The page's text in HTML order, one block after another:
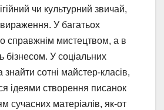
чи культурний звичай,
У багатьох
справжнім мистецтвом, а в
бізнесом. У соціальних
сотні майстер-класів,
ідеями створення писанок
сучасних матеріалів, як-от